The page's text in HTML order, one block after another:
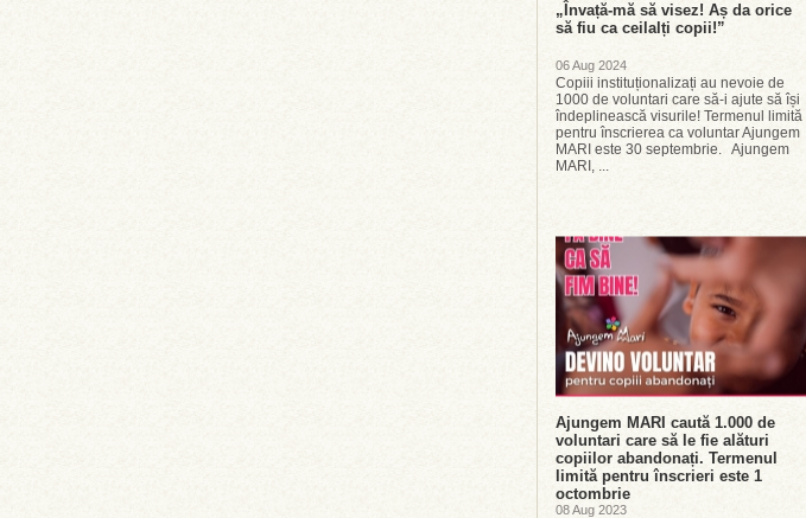
„Învață-mă să visez! Aș da orice
să fiu ca ceilalți copii!”
06 Aug 2024
Copiii instituționalizați au nevoie de
1000 de voluntari care să-i ajute să își
îndeplinească visurile! Termenul limită
pentru înscrierea ca voluntar Ajungem
MARI este 30 septembrie. Ajungem
MARI, ...
Ajungem MARI caută 1.000 de
voluntari care să le fie alături
copiilor abandonați. Termenul
limită pentru înscrieri este 1
octombrie
08 Aug 2023